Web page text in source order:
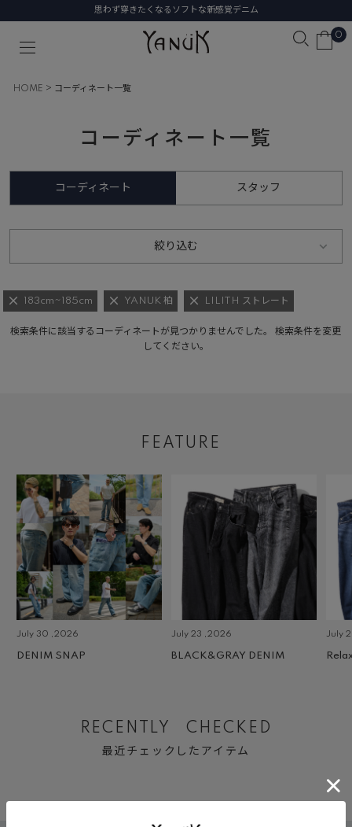
思わず穿きたくなるソフトな新感覚デニム
0
HOME コーディネート一覧
コーディネート一覧
コーディネート スタッフ
絞り込む
183cm~185cm YANUK 柏 LILITH ストレート
検索条件に該当するコーディネートが見つかりませんでした。 検索条件を変更
してください。
FEATURE
July 30 ,2026
DENIM SNAP
July 23 ,2026
BLACK&GRAY DENIM
July 2
Relax
RECENTLY CHECKED
最近チェックしたアイテム